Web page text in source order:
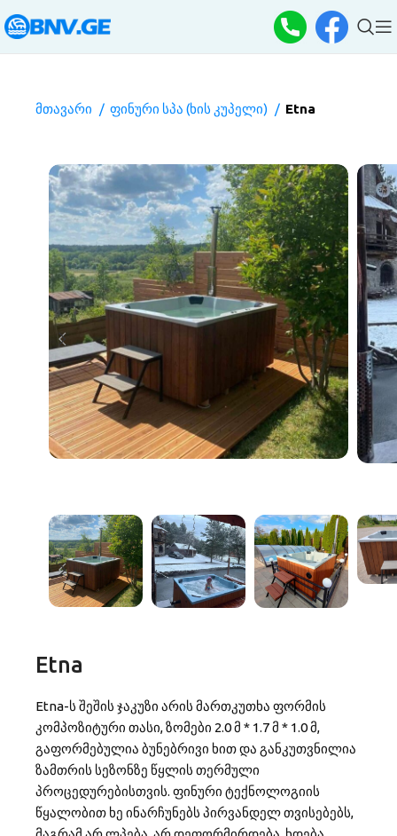
მთავარი ფინური სპა (ხის კუპელი) Etna
Etna
Etna-ს შეშის ჯაკუზი არის მართკუთხა ფორმის
კომპოზიტური თასი, ზომები 2.0 მ * 1.7 მ * 1.0 მ,
გაფორმებულია ბუნებრივი ხით და განკუთვნილია
ზამთრის სეზონზე წყლის თერმული
პროცედურებისთვის. ფინური ტექნოლოგიის
წყალობით ხე ინარჩუნებს პირვანდელ თვისებებს,